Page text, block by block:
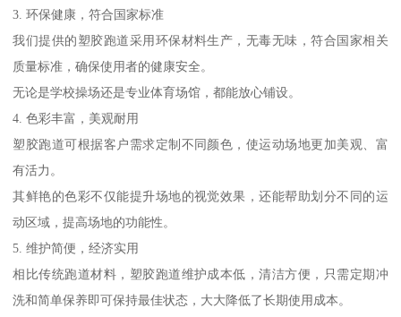
3. 环保健康，符合国家标准
我们提供的塑胶跑道采用环保材料生产，无毒无味，符合国家相关
质量标准，确保使用者的健康安全。
无论是学校操场还是专业体育场馆，都能放心铺设。
4. 色彩丰富，美观耐用
塑胶跑道可根据客户需求定制不同颜色，使运动场地更加美观、富
有活力。
其鲜艳的色彩不仅能提升场地的视觉效果，还能帮助划分不同的运
动区域，提高场地的功能性。
5. 维护简便，经济实用
相比传统跑道材料，塑胶跑道维护成本低，清洁方便，只需定期冲
洗和简单保养即可保持最佳状态，大大降低了长期使用成本。